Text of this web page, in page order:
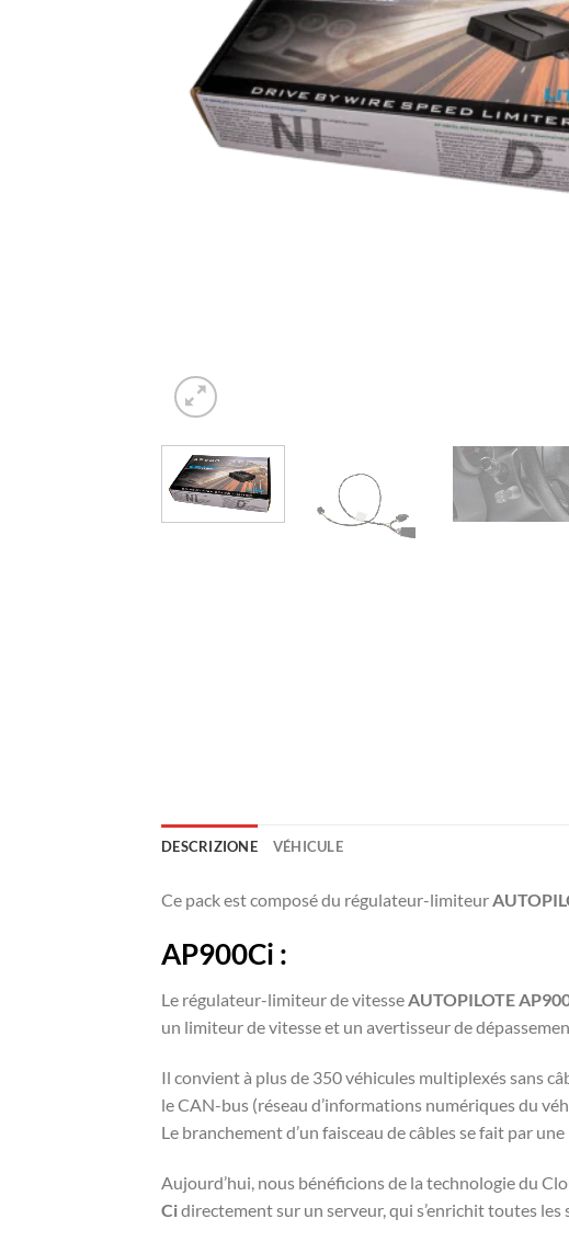
DESCRIZIONE VÉHICULE
Ce pack est composé du régulateur-limiteur
AP900Ci :
Le régulateur-limiteur de vitesseAUTOPILOTE
un limiteur de vitesse et un avertisseur de
Il convient à plus de 350 véhicules multiplexés sans
le CAN-bus (réseau d’informations numériques du
Le branchement d’un faisceau de câbles se fait par
Aujourd’hui, nous bénéficions de la technologie du
Cidirectement sur un serveur, qui s’enrichit toutes